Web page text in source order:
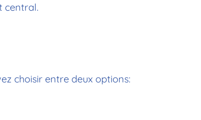
central.
choisir entre deux options: